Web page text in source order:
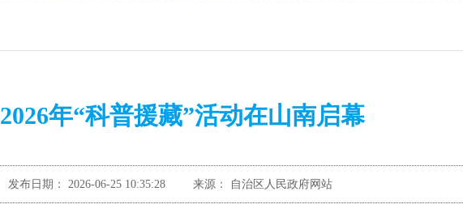
2026年“科普援藏”活动在山南启幕
发布日期： 2026-06-25 10:35:28 来源： 自治区人民政府网站